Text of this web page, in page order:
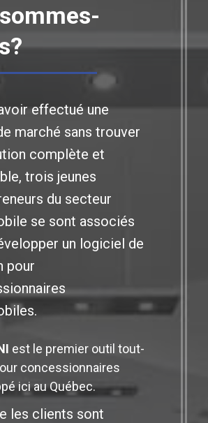
effectué une
marché sans trouver
complète et
trois jeunes
du secteur
se sont associés
un logiciel de
pour
est le premier outil tout-
concessionnaires
ici au Québec.
les clients sont